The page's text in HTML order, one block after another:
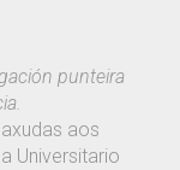
punteira
aos
Universitario